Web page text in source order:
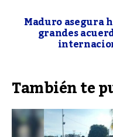
Maduro asegura
grandes
También te